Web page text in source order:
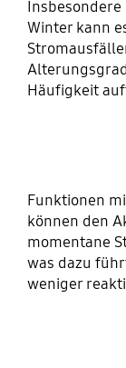
Winter kann
Häufigkeit
Funktionen
können den
momentane
was dazu
weniger